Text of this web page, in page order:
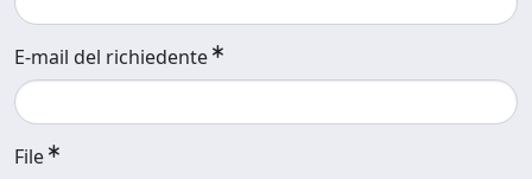
E-mail del richiedente
File